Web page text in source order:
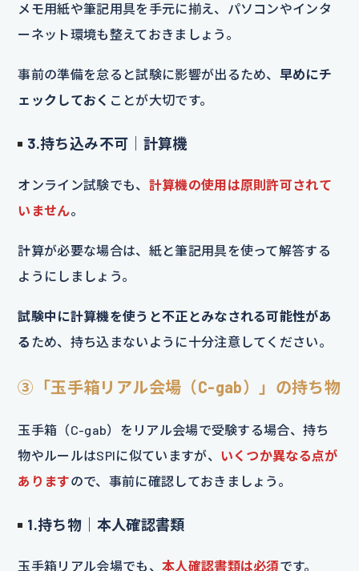
メモ用紙や筆記用具を手元に揃え、パソコンやインタ
ーネット環境も整えておきましょう。
事前の準備を怠ると試験に影響が出るため、 早めにチ
ェックしておく ことが大切です。
3.持ち込み不可｜計算機
オンライン試験でも、 計算機の使用は原則許可されて
いません。
計算が必要な場合は、紙と筆記用具を使って解答する
ようにしましょう。
試験中に計算機を使うと不正とみなされる可能性があ
る ため、持ち込まないように十分注意してください。
③「玉手箱リアル会場（C-gab）」の持ち物
玉手箱（C-gab）をリアル会場で受験する場合、持ち
物やルールはSPIに似ていますが、 いくつか異なる点が
ありますので、事前に確認しておきましょう。
1.持ち物｜本人確認書類
玉手箱リアル会場でも、 本人確認書類は必須です。